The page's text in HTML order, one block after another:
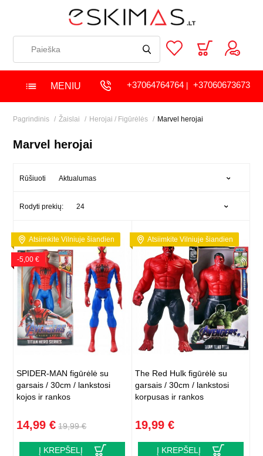
MENIU +37064764764| +37060673673
Pagrindinis Žaislai Herojai / Figūrėlės Marvel herojai
Marvel herojai
Rūšiuoti Aktualumas
Rodyti prekių: 24
Atsiimkite Vilniuje šiandien
-5,00 €
SPIDER-MAN figūrėlė su
garsais / 30cm / lankstosi
kojos ir rankos
14,99 € 19,99 €
Į KREPŠELĮ
Atsiimkite Vilniuje šiandien
The Red Hulk figūrėlė su
garsais / 30cm / lankstosi
korpusas ir rankos
19,99 €
Į KREPŠELĮ